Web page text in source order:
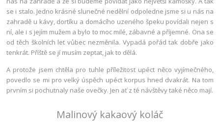
se i stalo. Jedno krásné slunečné nedělní odpoledne jsme si u nás na
zahradě u kávy, dortíku a domácího uzeného špeku povídali nejen s
ní, ale i s jejím mužem a bylo to moc milé, zábavné a příjemné. Ona se
od těch školních let vůbec nezměnila. Vypadá pořád tak dobře jako
tenkrát. Příště se jí musím zeptat, jak to dělá.
A protože jsem chtěla pro tuhle příležitost upéct něco vyjímečného,
povedlo se mi pro velký úspěch upéct korpus hned dvakrát. Na tom
prvním si pochutnaly naše ovečky. Jen ať z té návštěvy také něco mají.
Malinový kakaový koláč